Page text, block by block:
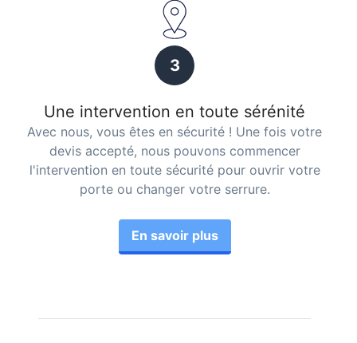
3
Une intervention en toute sérénité
Avec nous, vous êtes en sécurité ! Une fois votre
devis accepté, nous pouvons commencer
l'intervention en toute sécurité pour ouvrir votre
porte ou changer votre serrure.
En savoir plus